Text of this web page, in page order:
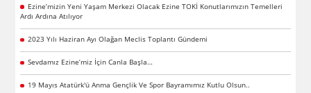
Ezine’mizin Yeni Yaşam Merkezi Olacak Ezine TOKİ Konutlarımızın Temelleri
Ardı Ardına Atılıyor
2023 Yılı Haziran Ayı Olağan Meclis Toplantı Gündemi
Sevdamız Ezine’miz İçin Canla Başla…
19 Mayıs Atatürk'ü Anma Gençlik Ve Spor Bayramımız Kutlu Olsun..